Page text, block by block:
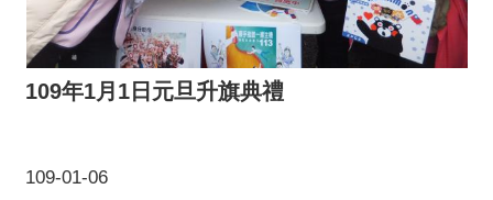
109年1月1日元旦升旗典禮
109-01-06